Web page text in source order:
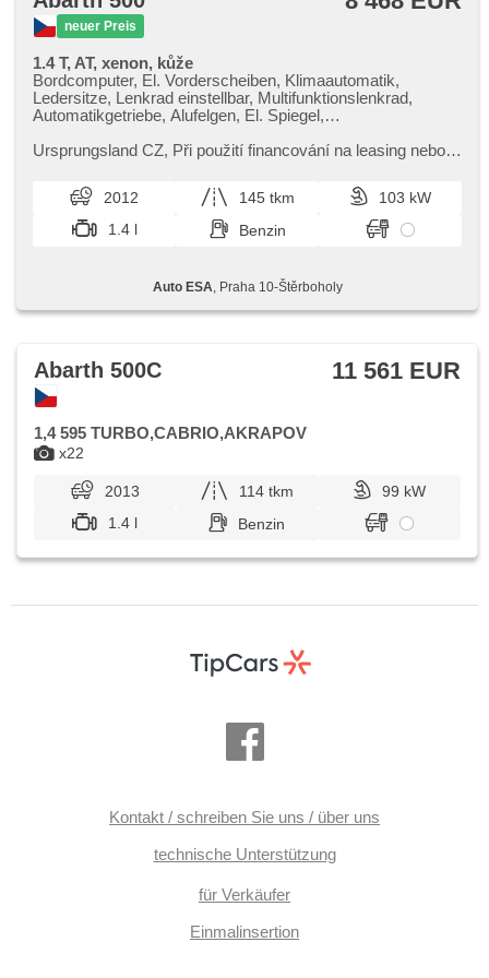
neuer Preis
1.4 T, AT, xenon, kůže
Bordcomputer, El. Vorderscheiben, Klimaautomatik,
Ledersitze, Lenkrad einstellbar, Multifunktionslenkrad,
Automatikgetriebe, Alufelgen, El. Spiegel,
Xenonscheinwerfer, Zentralverriegelung mit
(ESP), Nebelscheinwerfer, ABS, Antriebsschlupfregelung
(ASR), 2x Airbag, parkovací senzory zadní,
Beifahrerairbagdeaktivierung, Wegfahrsperre
Ursprungsland CZ,​ Při použití financování na leasing nebo
svátků) 9.00​-22.0...
2012 145 tkm
103 kW
1.4 l
Benzin
Auto ESA , Praha 10-Štěrboholy
x22
Abarth 500C 11 561 EUR
1,4 595 TURBO,CABRIO,AKRAPOV
2013 114 tkm
99 kW
1.4 l
Benzin
Kontakt / schreiben Sie uns / über uns
technische Unterstützung
für Verkäufer
Einmalinsertion